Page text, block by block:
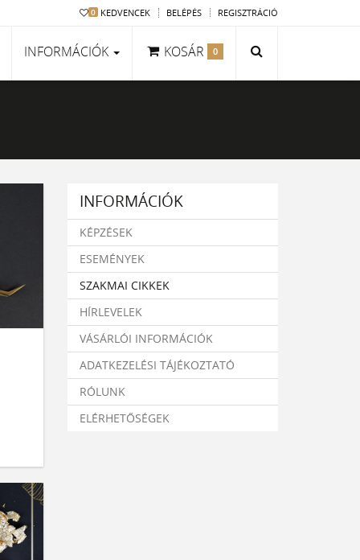
0 KEDVENCEK BELÉPÉS REGISZTRÁCIÓ
INFORMÁCIÓK KOSÁR 0
INFORMÁCIÓK
KÉPZÉSEK
ESEMÉNYEK
SZAKMAI CIKKEK
HÍRLEVELEK
VÁSÁRLÓI INFORMÁCIÓK
ADATKEZELÉSI TÁJÉKOZTATÓ
RÓLUNK
ELÉRHETŐSÉGEK